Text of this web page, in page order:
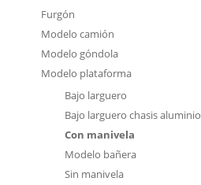
Furgón
Modelo camión
Modelo góndola
Modelo plataforma
Bajo larguero
Bajo larguero chasis aluminio
Con manivela
Modelo bañera
Sin manivela